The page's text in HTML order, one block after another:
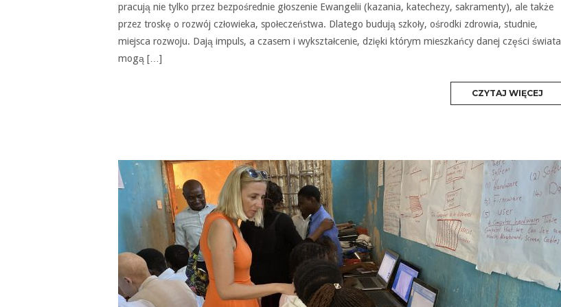
pracują nie tylko przez bezpośrednie głoszenie Ewangelii (kazania, katechezy, sakramenty), ale także
przez troskę o rozwój człowieka, społeczeństwa. Dlatego budują szkoły, ośrodki zdrowia, studnie,
miejsca rozwoju. Dają impuls, a czasem i wykształcenie, dzięki którym mieszkańcy danej części świata
mogą […]
CZYTAJ WIĘCEJ